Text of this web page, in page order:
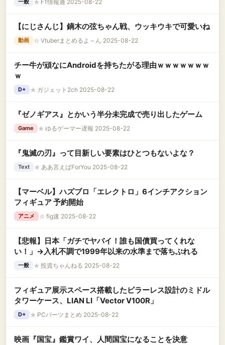
一般 ★ F1情報通 2025-08-22
【にじさんじ】鏑木の弦ちゃん戦、ウッキウキで可愛いね
動画 ☆ Vtuberまとめるよ～ん 2025-08-22
チー牛が頑なにAndroidを持ちたがる理由ｗｗｗｗｗｗｗ
ｗ
D+ ★ ガジェット2ch 2025-08-22
『ゼノギアス』とかいう半分未完成で売り出したゲーム
Game ★ ゆるゲーマー遅報 2025-08-22
『鬼滅の刃』って目新しい要素はひとつもないよな？
Text ★ ああ言えばForYou 2025-08-22
【マーベル】ハズブロ「エレクトロ」6インチアクション
フィギュア 予約開始
アニメ ☆ fig速 2025-08-22
【悲報】日本「ガチでヤバイ！誰も国債買ってくれな
い！」→入札不調で1999年以来の水準まで落ちぶれる
一般 ★ 投資ちゃんねる 2025-08-22
フィギュア展示スペース搭載したピラーレス設計のミドル
タワーケース、LIAN LI「Vector V100R」
D+ ★ PCパーツまとめ 2025-08-22
映画『国宝』鑑賞ワイ、人間国宝になることを決意